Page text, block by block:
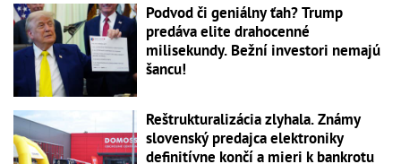
Podvod či geniálny ťah? Trump
predáva elite drahocenné
milisekundy. Bežní investori nemajú
šancu!
Reštrukturalizácia zlyhala. Známy
slovenský predajca elektroniky
definitívne končí a mieri k bankrotu